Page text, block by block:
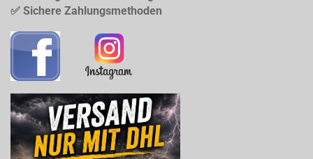
✅ Sichere Zahlungsmethoden